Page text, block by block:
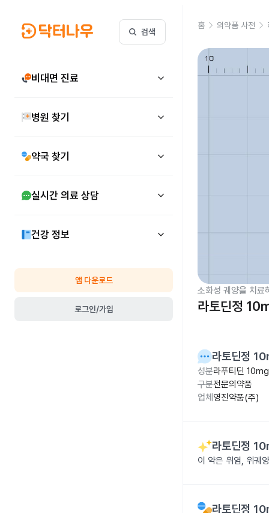
검색
비대면 진료
병원 찾기
약국 찾기
실시간 의료 상담
건강 정보
앱 다운로드
로그인/가입
홈 의약품 사전
소화성 궤양을 치료
라토딘정
라토딘정
성분라푸티딘 10mg
구분전문의약품
업체 영진약품(주)
라토딘정
이 약은 위염, 위궤
라토딘정